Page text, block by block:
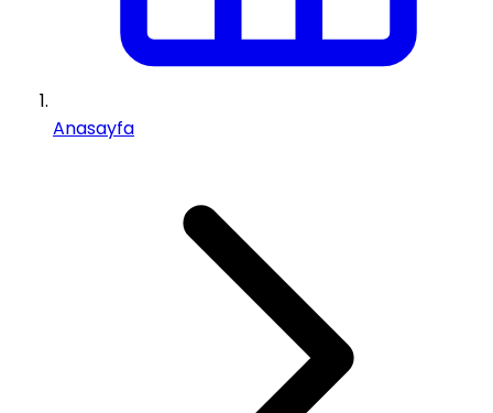
Anasayfa